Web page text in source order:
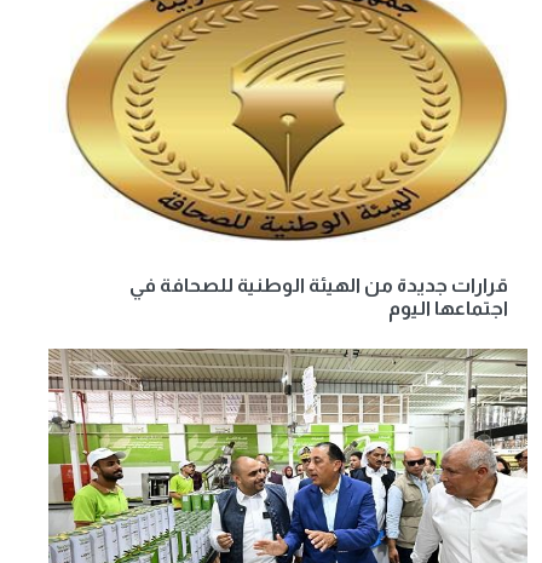
قرارات جديدة من الهيئة الوطنية للصحافة في
اجتماعها اليوم